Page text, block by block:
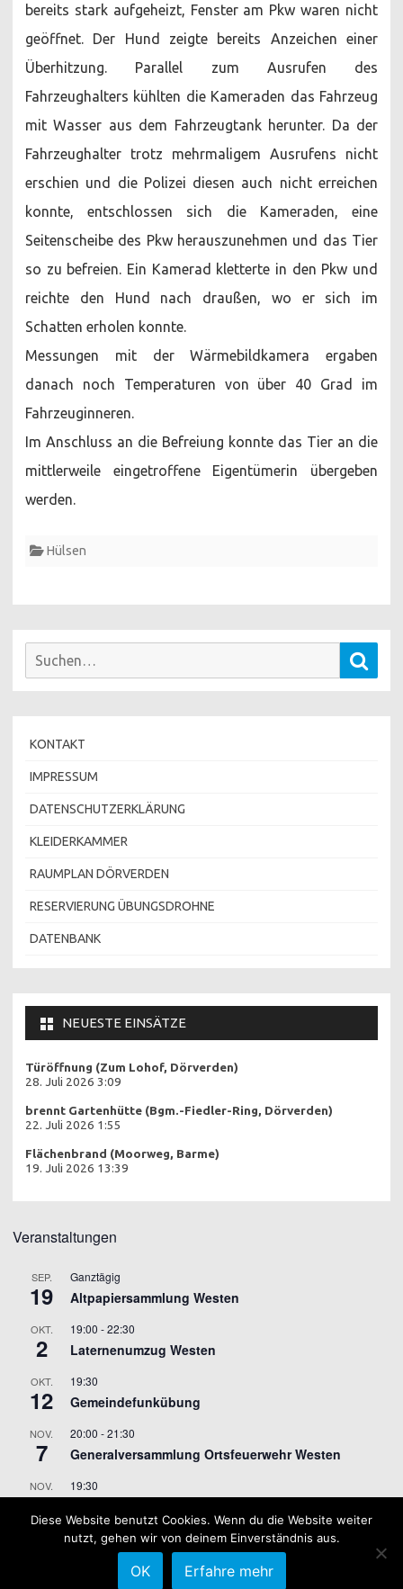
bereits stark aufgeheizt, Fenster am Pkw waren nicht
geöffnet. Der Hund zeigte bereits Anzeichen einer
Überhitzung. Parallel zum Ausrufen des
Fahrzeughalters kühlten die Kameraden das Fahrzeug
mit Wasser aus dem Fahrzeugtank herunter. Da der
Fahrzeughalter trotz mehrmaligem Ausrufens nicht
erschien und die Polizei diesen auch nicht erreichen
konnte, entschlossen sich die Kameraden, eine
Seitenscheibe des Pkw herauszunehmen und das Tier
so zu befreien. Ein Kamerad kletterte in den Pkw und
reichte den Hund nach draußen, wo er sich im
Schatten erholen konnte.
Messungen mit der Wärmebildkamera ergaben
danach noch Temperaturen von über 40 Grad im
Fahrzeuginneren.
Im Anschluss an die Befreiung konnte das Tier an die
mittlerweile eingetroffene Eigentümerin übergeben
werden.
Hülsen
Suchen
KONTAKT
IMPRESSUM
DATENSCHUTZERKLÄRUNG
KLEIDERKAMMER
RAUMPLAN DÖRVERDEN
RESERVIERUNG ÜBUNGSDROHNE
DATENBANK
NEUESTE EINSÄTZE
Türöffnung (Zum Lohof, Dörverden)
28. Juli 2026 3:09
brennt Gartenhütte (Bgm.-Fiedler-Ring, Dörverden)
22. Juli 2026 1:55
Flächenbrand (Moorweg, Barme)
19. Juli 2026 13:39
Veranstaltungen
SEP.
19
Ganztägig
Altpapiersammlung Westen
OKT.
2
19:00 -22:30
Laternenumzug Westen
OKT.
12
19:30
Gemeindefunkübung
NOV.
7
20:00 -21:30
Generalversammlung Ortsfeuerwehr Westen
NOV.
9
19:30
Kalender anzeigen
Diese Website benutzt Cookies. Wenn du die Website weiter
nutzt, gehen wir von deinem Einverständnis aus.
OK Erfahre mehr